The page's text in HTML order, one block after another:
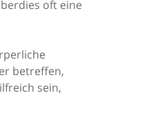
oft eine
betreffen,
sein,